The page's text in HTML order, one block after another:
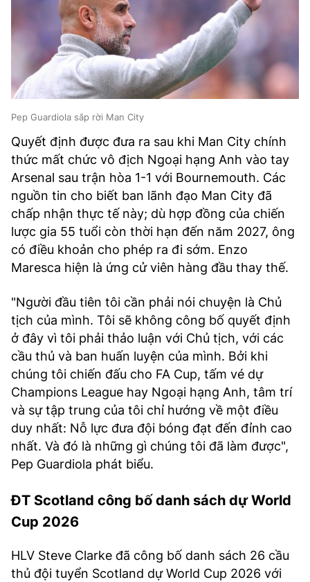
Pep Guardiola sắp rời Man City
Quyết định được đưa ra sau khi Man City chính
thức mất chức vô địch Ngoại hạng Anh vào tay
Arsenal sau trận hòa 1-1 với Bournemouth. Các
nguồn tin cho biết ban lãnh đạo Man City đã
chấp nhận thực tế này; dù hợp đồng của chiến
lược gia 55 tuổi còn thời hạn đến năm 2027, ông
có điều khoản cho phép ra đi sớm. Enzo
Maresca hiện là ứng cử viên hàng đầu thay thế.
"Người đầu tiên tôi cần phải nói chuyện là Chủ
tịch của mình. Tôi sẽ không công bố quyết định
ở đây vì tôi phải thảo luận với Chủ tịch, với các
cầu thủ và ban huấn luyện của mình. Bởi khi
chúng tôi chiến đấu cho FA Cup, tấm vé dự
Champions League hay Ngoại hạng Anh, tâm trí
và sự tập trung của tôi chỉ hướng về một điều
duy nhất: Nỗ lực đưa đội bóng đạt đến đỉnh cao
nhất. Và đó là những gì chúng tôi đã làm được",
Pep Guardiola phát biểu.
ĐT Scotland công bố danh sách dự World
Cup 2026
HLV Steve Clarke đã công bố danh sách 26 cầu
thủ đội tuyển Scotland dự World Cup 2026 với